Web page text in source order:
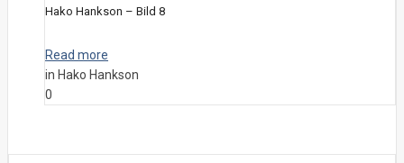
Hako Hankson – Bild 8
Read more
in Hako Hankson
0